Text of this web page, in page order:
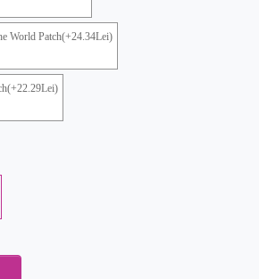
World Patch(+24.34Lei)